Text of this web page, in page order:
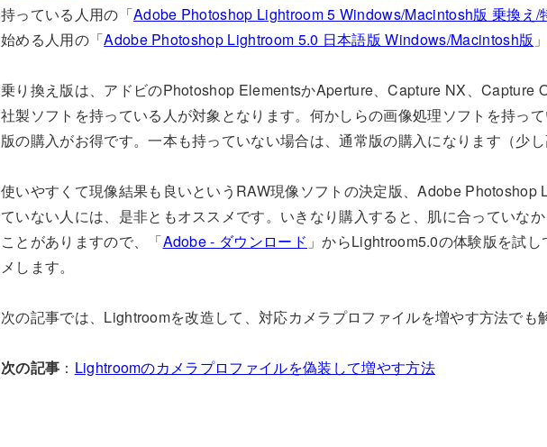
持っている人用の「Adobe Photoshop Lightroom 5 Windows/Macintosh版 乗換え/
始める人用の「Adobe Photoshop Lightroom 5.0 日本語版 Windows/Macintosh版
乗り換え版は、アドビのPhotoshop ElementsかAperture、Capture NX、Capture
社製ソフトを持っている人が対象となります。何かしらの画像処理ソフトを持っ
版の購入がお得です。一本も持っていない場合は、通常版の購入になります（少し
使いやすくて現像結果も良いというRAW現像ソフトの決定版、Adobe Photoshop
ていない人には、是非ともオススメです。いきなり購入すると、肌に合っていな
ことがありますので、「Adobe - ダウンロード 」からLightroom5.0の体験版を試
メします。
次の記事では、Lightroomを改造して、対応カメラプロファイルを増やす方法でも
次の記事 ： Lightroomのカメラプロファイルを偽装して増やす方法